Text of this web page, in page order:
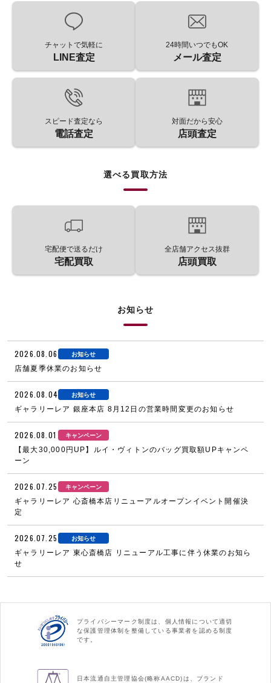
チャットで気軽に
LINE査定
24時間いつでもOK
メール査定
スピード査定なら
電話査定
対面だから安心
店頭査定
選べる買取方法
宅配便で送るだけ
宅配買取
全店舗アクセス抜群
店頭買取
お知らせ
2026.08.06 お知らせ
店舗夏季休業のお知らせ
2026.08.04 お知らせ
ギャラリーレア 銀座本店 8月12日の営業時間変更のお知らせ
2026.08.01 キャンペーン
【最大30,000円UP】ルイ・ヴィトンのバッグ買取額UPキャンペ
ーン
2026.07.25 キャンペーン
ギャラリーレア 心斎橋本店リニューアルオープンイベント開催決
定
2026.07.25 お知らせ
ギャラリーレア 東心斎橋店 リニューアル工事に伴う休業のお知ら
せ
プライバシーマーク制度は、個人情報について適切
な保護管理体制を整備している事業者を認める制度
です。
日本流通自主管理協会(略称AACD)は、ブランド